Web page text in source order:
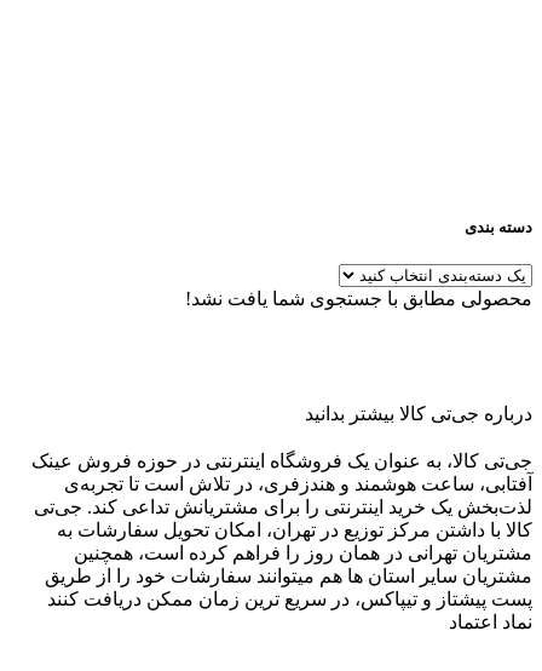
دسته بندی
محصولی مطابق با جستجوی شما یافت نشد!
درباره جی‌تی کالا بیشتر بدانید
جی‌تی کالا، به عنوان یک فروشگاه اینترنتی در حوزه فروش عینک
آفتابی، ساعت هوشمند و هندزفری، در تلاش است تا تجربه‌ی
لذت‌بخش یک خرید اینترنتی را برای مشتریانش تداعی کند. جی‌تی
کالا با داشتن مرکز توزیع در تهران، امکان تحویل سفارشات به
مشتریان تهرانی در همان روز را فراهم کرده است، همچنین
مشتریان سایر استان ها هم میتوانند سفارشات خود را از طریق
پست پیشتاز و تیپاکس، در سریع ترین زمان ممکن دریافت کنند
نماد اعتماد